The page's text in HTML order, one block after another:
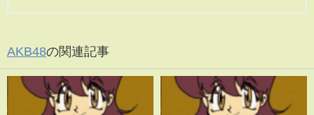
AKB48の関連記事